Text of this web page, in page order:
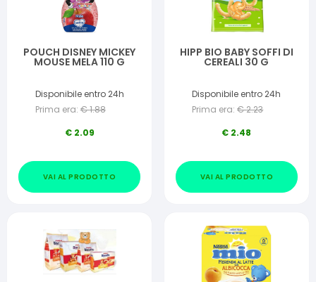
POUCH DISNEY MICKEY
MOUSE MELA 110 G
Disponibile entro 24h
Prima era: €1.88
€ 2.09
VAI AL PRODOTTO
HIPP BIO BABY SOFFI DI
CEREALI 30 G
Disponibile entro 24h
Prima era: €2.23
€ 2.48
VAI AL PRODOTTO